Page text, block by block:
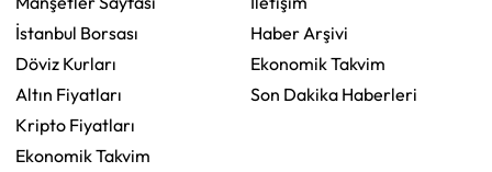
İstanbul Borsası
Döviz Kurları
Altın Fiyatları
Kripto Fiyatları
Ekonomik Takvim
Haber Arşivi
Ekonomik Takvim
Son Dakika Haberleri